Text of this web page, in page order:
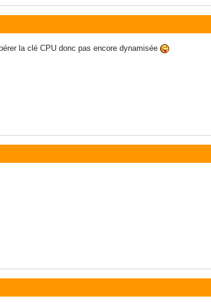
la clé CPU donc pas encore dynamisée